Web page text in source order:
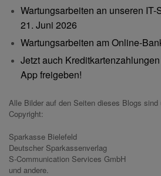
Wartungsarbeiten an unseren IT-
21. Juni 2026
Wartungsarbeiten am Online-
Jetzt auch
App freigeben!
Alle Bilder auf den Seiten dieses Blogs sind
Copyright:
Sparkasse Bielefeld
Deutscher Sparkassenverlag
S-Communication Services GmbH
und andere.